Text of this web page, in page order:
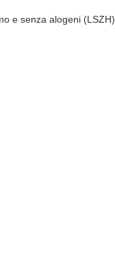
e senza alogeni (LSZH)